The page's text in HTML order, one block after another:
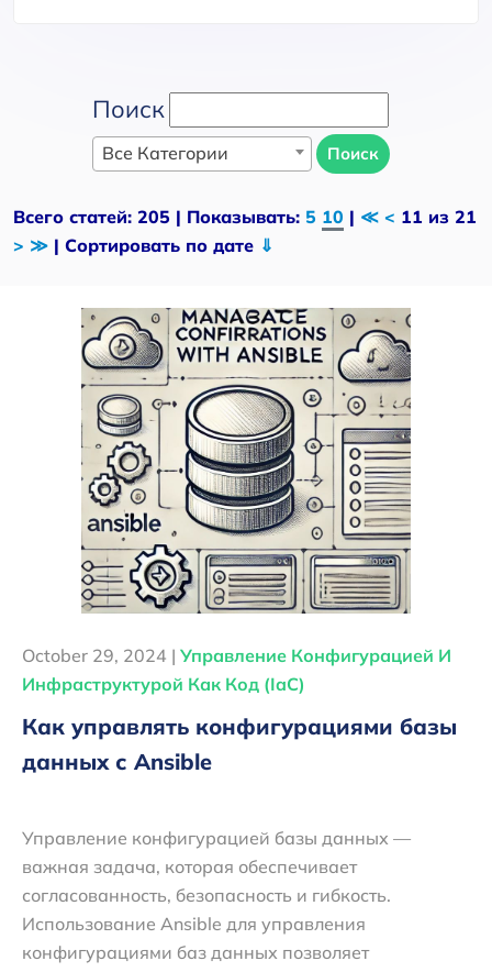
Поиск
Все Категории Поиск
Всего статей: 205 | Показывать: 5 10 | ≪ < 11 из 21
> ≫ | Сортировать по дате ⇓
October 29, 2024 | Управление Конфигурацией И
Инфраструктурой Как Код (IaC)
Как управлять конфигурациями базы
данных с Ansible
Управление конфигурацией базы данных —
важная задача, которая обеспечивает
согласованность, безопасность и гибкость.
Использование Ansible для управления
конфигурациями баз данных позволяет